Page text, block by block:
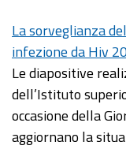
La sorveglianza
infezione da Hiv
Le diapositive
dell’Istituto
occasione della
aggiornano la